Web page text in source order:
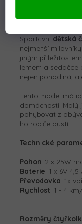
Detailní popis
Sportovní dětská
nejmenší
jiným
lemem a sedačce
nejen pohodlná,
Tento model má
domácnosti. Malý
pohybovat z
ho rodiče pustí.
Technické
Pohon: 2 x 25W
Baterie: 1 x 6V 4,5
Převodovka: 1x
Rychlost: 1 - 4
Rozměry